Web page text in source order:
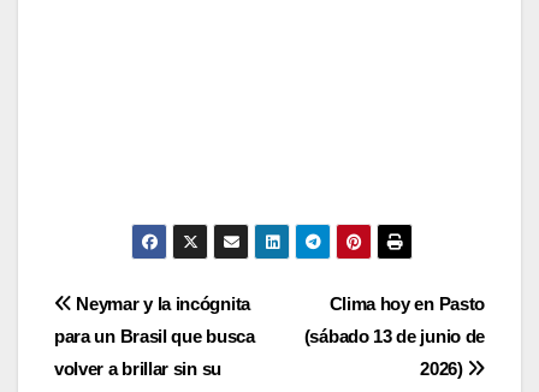
Navegación
de
Clima hoy en Pasto
(sábado 13 de junio de
2026)
Neymar y la incógnita
para un Brasil que busca
volver a brillar sin su